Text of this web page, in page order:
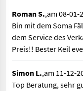
Roman S.,am 08-01-
Bin mit dem Soma
dem Service des
Preis!! Bester Keil
Simon L.,am 11-12-
Top Beratung, sehr